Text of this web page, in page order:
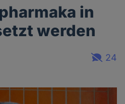
in
werden
24